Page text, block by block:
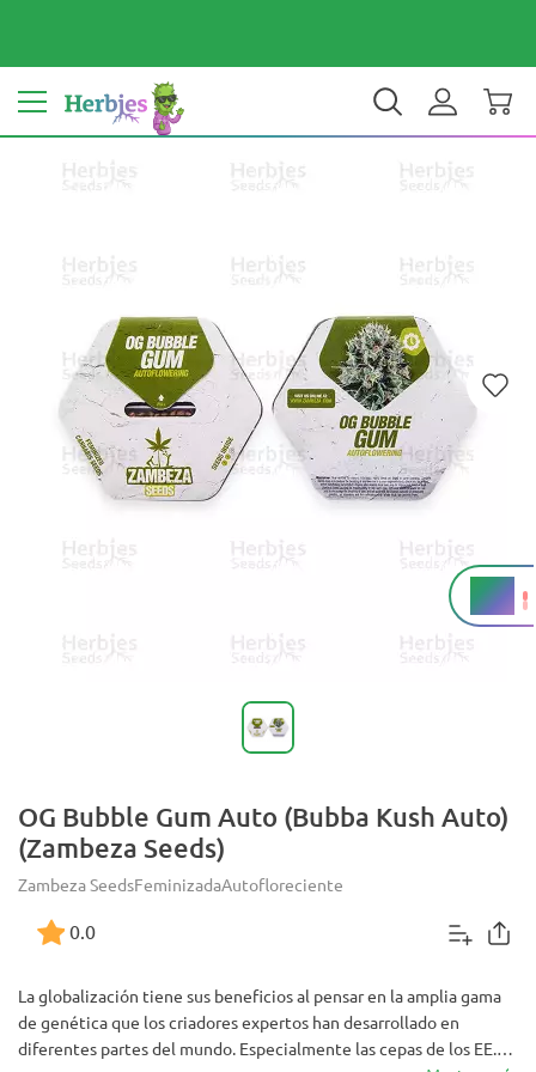
Tu país: Estados Unidos $ USD ES
16%
THC
OG Bubble Gum Auto (Bubba Kush Auto)
(Zambeza Seeds)
Zambeza SeedsFeminizadaAutofloreciente
0.0
La globalización tiene sus beneficios al pensar en la amplia gama
de genética que los criadores expertos han desarrollado en
diferentes partes del mundo. Especialmente las cepas de los EE.